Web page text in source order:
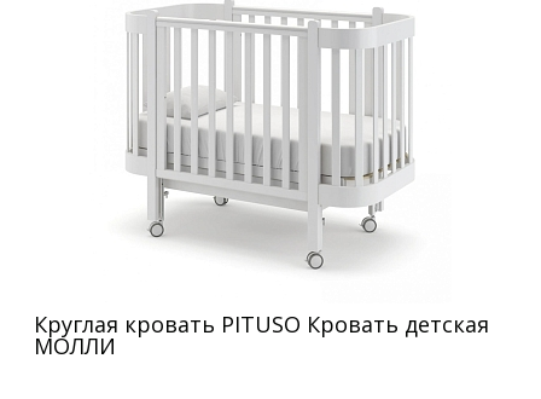
Круглая кровать PITUSO Кровать детская
МОЛЛИ